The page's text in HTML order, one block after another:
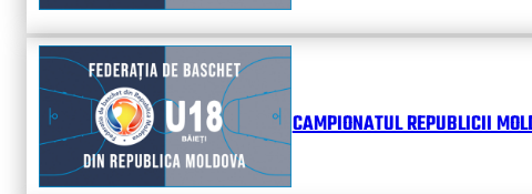
CAMPIONATUL REPUBLICII